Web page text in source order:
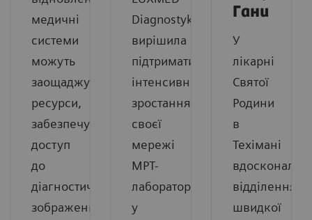
медичні
системи
можуть
заощаджувати
ресурси,
забезпечувати
доступ
до
діагностичних
зображень
Diagnostyka
вирішила
підтримати
інтенсивне
зростання
своєї
мережі
МРТ-
лабораторій
у
Гани
У
лікарні
Святої
Родини
в
Техімані
відділення
швидкої